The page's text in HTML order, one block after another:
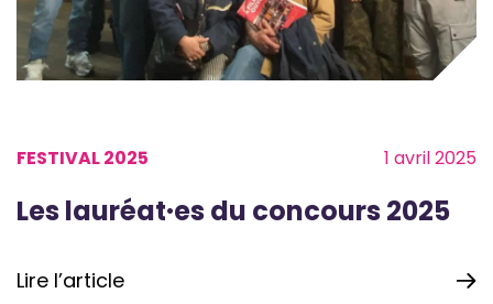
FESTIVAL 2025 1 avril 2025
Les lauréat·es du concours 2025
Lire l’article